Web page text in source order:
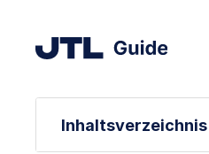
Inhaltsverzeichnis